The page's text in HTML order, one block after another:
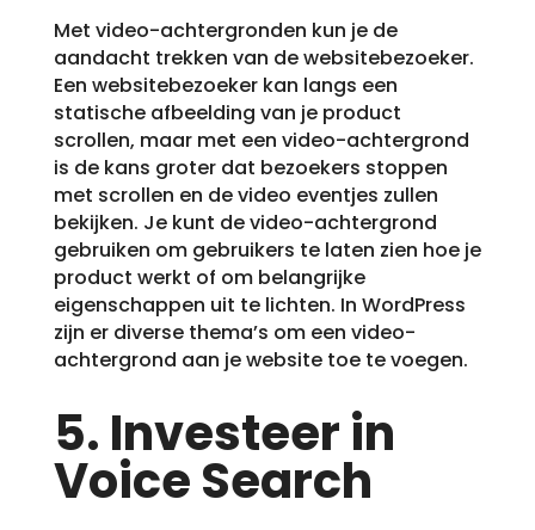
Met video-achtergronden kun je de
aandacht trekken van de websitebezoeker.
Een websitebezoeker kan langs een
statische afbeelding van je product
scrollen, maar met een video-achtergrond
is de kans groter dat bezoekers stoppen
met scrollen en de video eventjes zullen
bekijken. Je kunt de video-achtergrond
gebruiken om gebruikers te laten zien hoe je
product werkt of om belangrijke
eigenschappen uit te lichten. In WordPress
zijn er diverse thema’s om een video-
achtergrond aan je website toe te voegen.
5. Investeer in
Voice Search